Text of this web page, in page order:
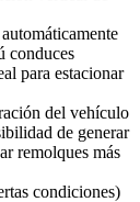
conduces
para estacionar
del vehículo
de generar
remolques más
condiciones)